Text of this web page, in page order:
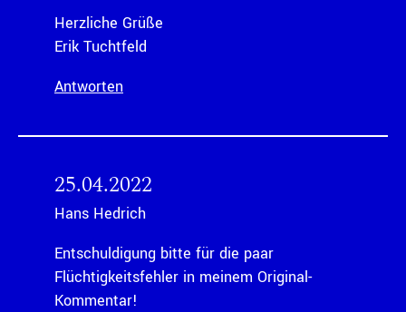
Herzliche Grüße
Erik Tuchtfeld
Antworten
25.04.2022
Hans Hedrich
Entschuldigung bitte für die paar
Flüchtigkeitsfehler in meinem Original-
Kommentar!